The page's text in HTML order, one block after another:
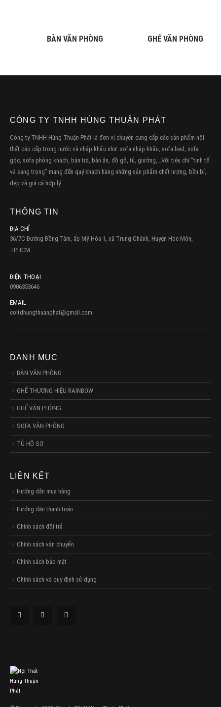
BÀN VĂN PHÒNG GHẾ VĂN PHÒNG
CÔNG TY TNHH HÙNG THUẬN PHÁT
Công ty TNHH Hùng Thuận Phát là đơn vị chuyên cung cấp các sản phẩm nội
thất cáo cấp trong nước và nhập khẩu như: sofa nhập khẩu, sofa bed, sofa
góc, sofa phòng khách, bàn trà, bàn ăn, đồ gỗ, tủ, giường,…Với tiêu chí “tinh tế
và sang trọng” mang đến quý khách hàng những sản phẩm chất lượng, bền bỉ,
đẹp và giá cả hợp lý.
THÔNG TIN
ĐỊA CHỈ
36/7C Đường Đồng Tâm, ấp Mỹ Hòa 1, xã Trung Chánh, Huyện Hóc Môn,
TPHCM
ĐIỆN THOẠI
0906353646
EMAIL
coltdhungthuanphat@gmail.com
DANH MỤC
BÀN VĂN PHÒNG
GHẾ THƯƠNG HIỆU RAINBOW
GHẾ VĂN PHÒNG
SOFA VĂN PHÒNG
TỦ HỒ SƠ
LIÊN KẾT
Hướng dẫn mua hàng
Hướng dẫn thanh toán
Chính sách đổi trả
Chính sách vận chuyển
Chính sách bảo mật
Chính sách và quy định sử dụng